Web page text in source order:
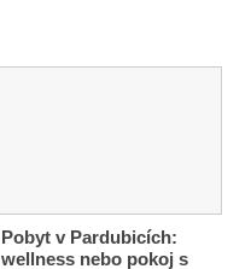
Pobyt v Pardubicích:
wellness nebo pokoj s